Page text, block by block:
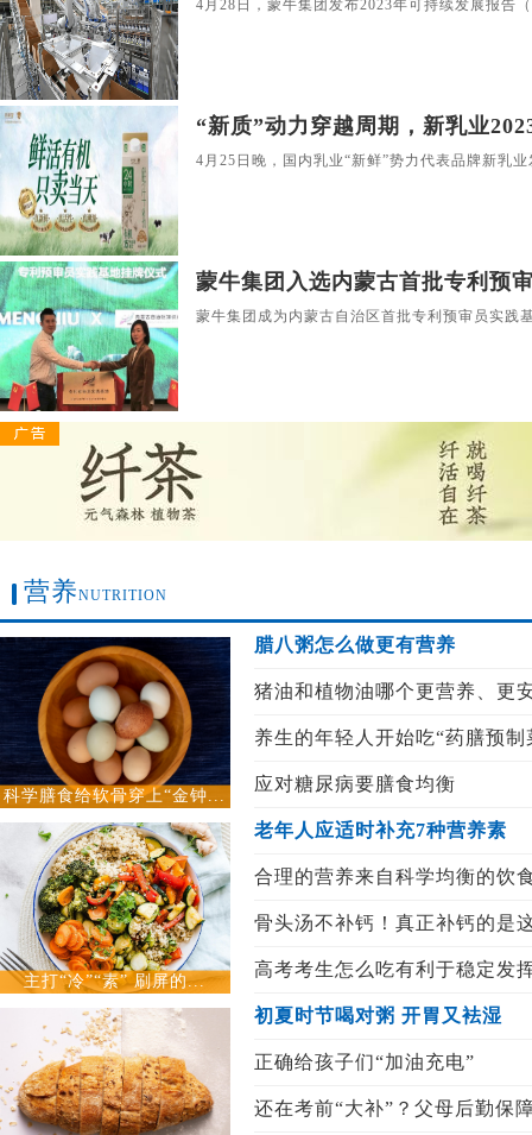
4月28日，蒙牛集团发布2023年可持续发展报告
“新质”动力穿越周期，新乳业
4月25日晚，国内乳业“新鲜”势力代表品牌新乳
蒙牛集团入选内蒙古首批专利预
蒙牛集团成为内蒙古自治区首批专利预审员实践
营养NUTRITION
科学膳食给软骨穿上“金钟...
主打“冷”“素” 刷屏的...
腊八粥怎么做更有营养
猪油和植物油哪个更营养、更
养生的年轻人开始吃“药膳预制
应对糖尿病要膳食均衡
老年人应适时补充7种营养素
合理的营养来自科学均衡的饮
骨头汤不补钙！真正补钙的是
高考考生怎么吃有利于稳定发
初夏时节喝对粥 开胃又袪湿
正确给孩子们“加油充电”
还在考前“大补”？父母后勤保